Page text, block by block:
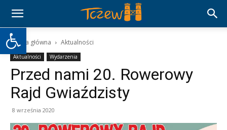
Otwórz pasek narzędzi
Strona główna Aktualności
Aktualności Wydarzenia
Przed nami 20. Rowerowy
Rajd Gwiaździsty
8 września 2020